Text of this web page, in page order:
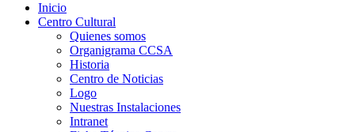
Inicio
Centro Cultural
Quienes somos
Organigrama CCSA
Historia
Centro de Noticias
Logo
Nuestras Instalaciones
Intranet